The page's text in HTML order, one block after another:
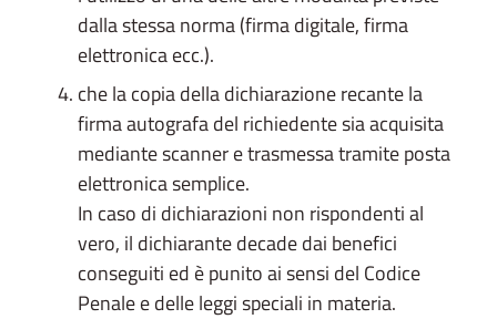
dalla stessa norma (firma digitale, firma
elettronica ecc.).
che la copia della dichiarazione recante la
firma autografa del richiedente sia acquisita
mediante scanner e trasmessa tramite posta
elettronica semplice.
In caso di dichiarazioni non rispondenti al
vero, il dichiarante decade dai benefici
conseguiti ed è punito ai sensi del Codice
Penale e delle leggi speciali in materia.